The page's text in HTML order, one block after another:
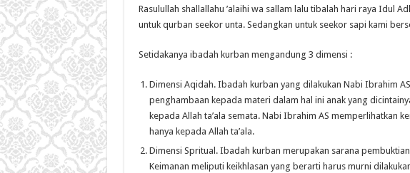
Rasulullah shallallahu ’alaihi wa sallam lalu tibalah hari raya Idul
untuk qurban seekor unta. Sedangkan untuk seekor sapi kami
Setidakanya ibadah kurban mengandung 3 dimensi :
Dimensi Aqidah. Ibadah kurban yang dilakukan Nabi Ibrahim
penghambaan kepada materi dalam hal ini anak yang
kepada Allah ta’ala semata. Nabi Ibrahim AS memperlihatkan
hanya kepada Allah ta’ala.
Dimensi Spritual. Ibadah kurban merupakan sarana
Keimanan meliputi keikhlasan yang berarti harus murni